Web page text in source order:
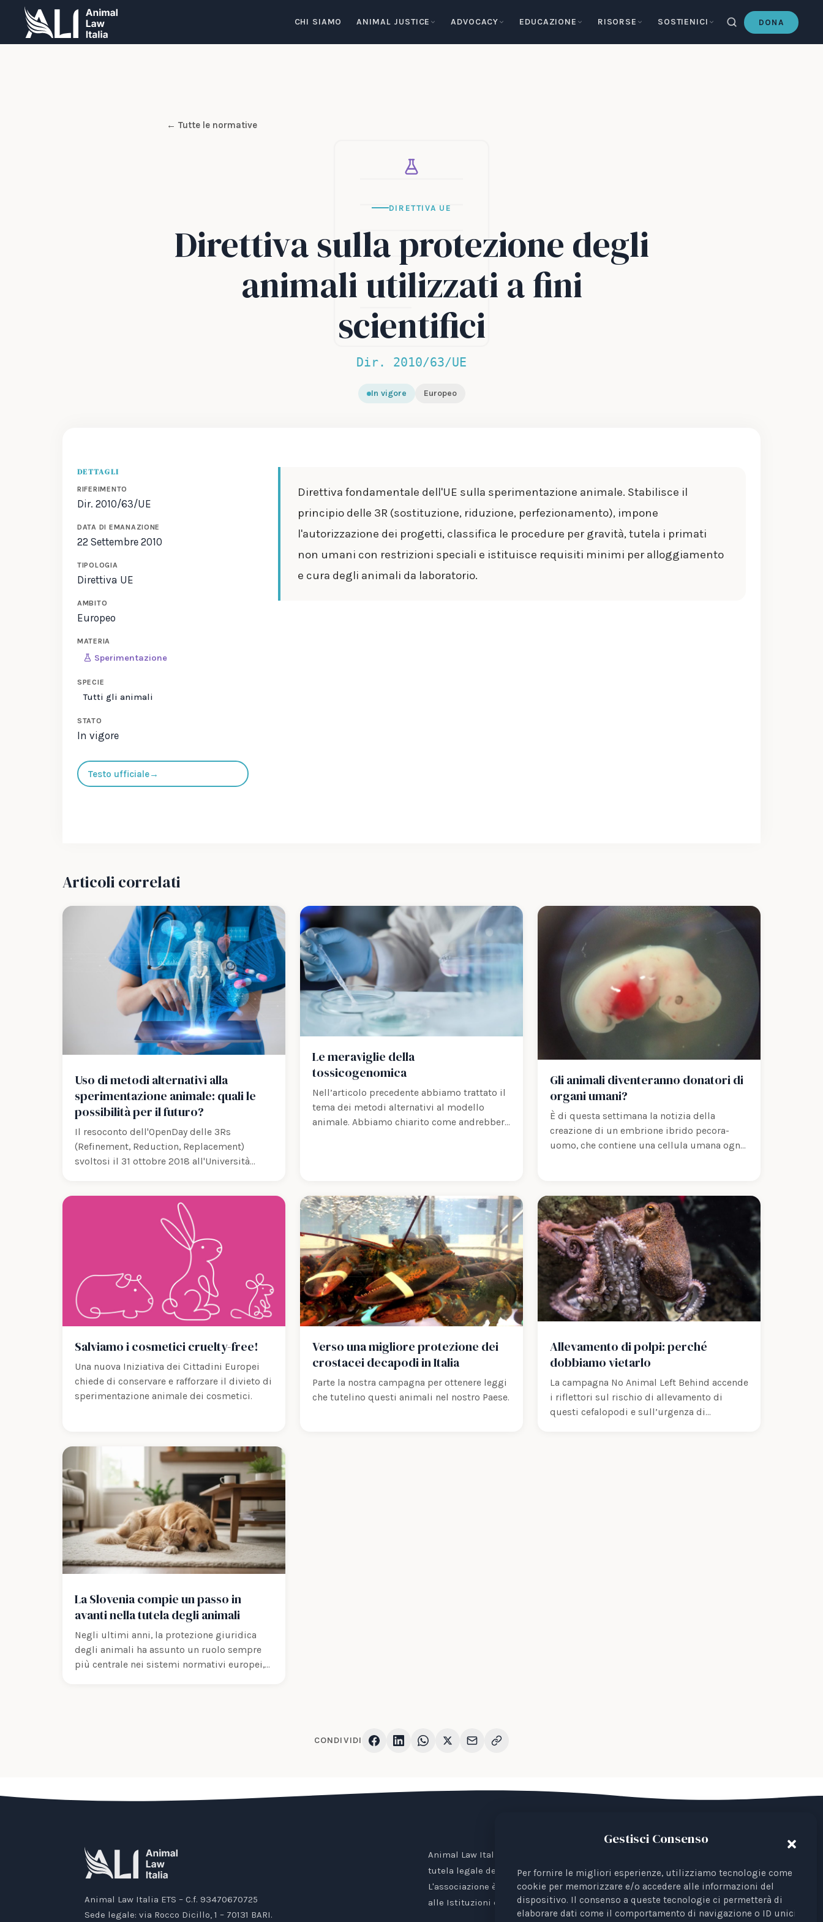
Gestisci Consenso
Per fornire le migliori esperienze, utilizziamo tecnologie come i
cookie per memorizzare e/o accedere alle informazioni del
dispositivo. Il consenso a queste tecnologie ci permetterà di
elaborare dati come il comportamento di navigazione o ID unici su
CHI SIAMO ANIMAL JUSTICE ADVOCACY EDUCAZIONE RISORSE SOSTIENICI DONA
← Tutte le normative
DIRETTIVA UE
Direttiva sulla protezione degli
animali utilizzati a fini
scientifici
Dir. 2010/63/UE
In vigore Europeo
DETTAGLI
RIFERIMENTO
Dir. 2010/63/UE
DATA DI EMANAZIONE
22 Settembre 2010
TIPOLOGIA
Direttiva UE
AMBITO
Europeo
MATERIA
Sperimentazione
SPECIE
Tutti gli animali
STATO
In vigore
Testo ufficiale→
Direttiva fondamentale dell'UE sulla sperimentazione animale. Stabilisce il
principio delle 3R (sostituzione, riduzione, perfezionamento), impone
l'autorizzazione dei progetti, classifica le procedure per gravità, tutela i primati
non umani con restrizioni speciali e istituisce requisiti minimi per alloggiamento
e cura degli animali da laboratorio.
Articoli correlati
Uso di metodi alternativi alla
sperimentazione animale: quali le
possibilità per il futuro?
Il resoconto dell'OpenDay delle 3Rs
(Refinement, Reduction, Replacement)
svoltosi il 31 ottobre 2018 all'Università
Le meraviglie della
tossicogenomica
Nell’articolo precedente abbiamo trattato il
tema dei metodi alternativi al modello
animale. Abbiamo chiarito come andrebbero
Gli animali diventeranno donatori di
organi umani?
È di questa settimana la notizia della
creazione di un embrione ibrido pecora-
uomo, che contiene una cellula umana ogni
Salviamo i cosmetici cruelty-free!
Una nuova Iniziativa dei Cittadini Europei
chiede di conservare e rafforzare il divieto di
sperimentazione animale dei cosmetici.
Verso una migliore protezione dei
crostacei decapodi in Italia
Parte la nostra campagna per ottenere leggi
che tutelino questi animali nel nostro Paese.
Allevamento di polpi: perché
dobbiamo vietarlo
La campagna No Animal Left Behind accende
i riflettori sul rischio di allevamento di
questi cefalopodi e sull’urgenza di
La Slovenia compie un passo in
avanti nella tutela degli animali
Negli ultimi anni, la protezione giuridica
degli animali ha assunto un ruolo sempre
più centrale nei sistemi normativi europei,
CONDIVIDI
Animal Law Italia ETS – C.f. 93470670725
Sede legale: via Rocco Dicillo, 1 – 70131 BARI.
Animal Law Italia è un Ente del Terzo Settore avente come finalità la
tutela legale degli animali. Iscrizione al RUNTS Rep. 4 del 01/03/2022.
L'associazione è riconosciuta come rappresentante di interessi davanti
alle Istituzioni europee.